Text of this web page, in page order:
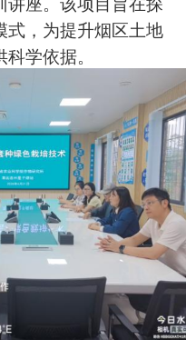
式，为提升烟区土地
学依据。